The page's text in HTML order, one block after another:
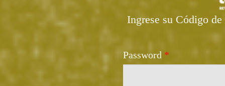
Ingrese su Código
Password *